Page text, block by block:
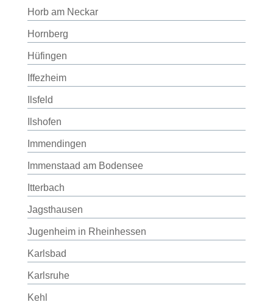
Horb am Neckar
Hornberg
Hüfingen
Iffezheim
Ilsfeld
Ilshofen
Immendingen
Immenstaad am Bodensee
Itterbach
Jagsthausen
Jugenheim in Rheinhessen
Karlsbad
Karlsruhe
Kehl